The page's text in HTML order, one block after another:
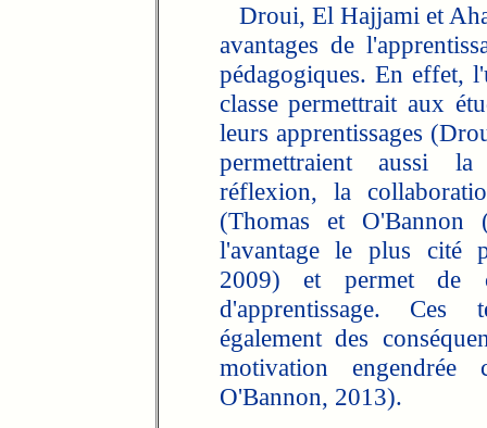
Droui, El Hajjami et
avantages de
pédagogiques. En effet,
classe permettrait aux
leurs apprentissages
permettraient aussi
réflexion, la
(Thomas et O'Bannon
l'avantage le plus cité
2009) et permet de
d'apprentissage. Ces
également des
motivation
O'Bannon, 2013).